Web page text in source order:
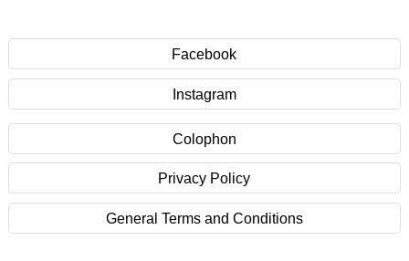
Facebook
Instagram
Colophon
Privacy Policy
General Terms and Conditions